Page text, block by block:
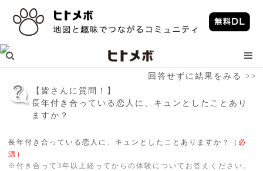
回答せずに結果をみる >>
【皆さんに質問！】
長年付き合っている恋人に、キュンとしたことあり
ますか？
長年付き合っている恋人に、キュンとしたことありますか？
（必
須）
※付き合って3年以上経ってからの体験についてお答えください。